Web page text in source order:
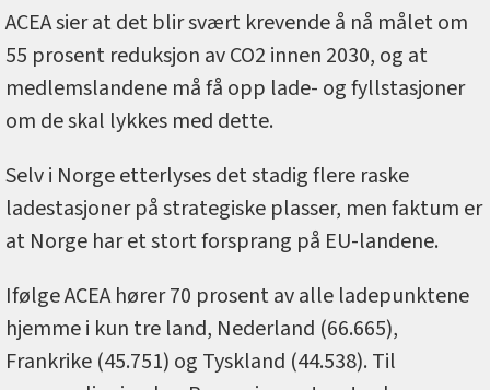
ACEA sier at det blir svært krevende å nå målet om
55 prosent reduksjon av CO2 innen 2030, og at
medlemslandene må få opp lade- og fyllstasjoner
om de skal lykkes med dette.
Selv i Norge etterlyses det stadig flere raske
ladestasjoner på strategiske plasser, men faktum er
at Norge har et stort forsprang på EU-landene.
Ifølge ACEA hører 70 prosent av alle ladepunktene
hjemme i kun tre land, Nederland (66.665),
Frankrike (45.751) og Tyskland (44.538). Til